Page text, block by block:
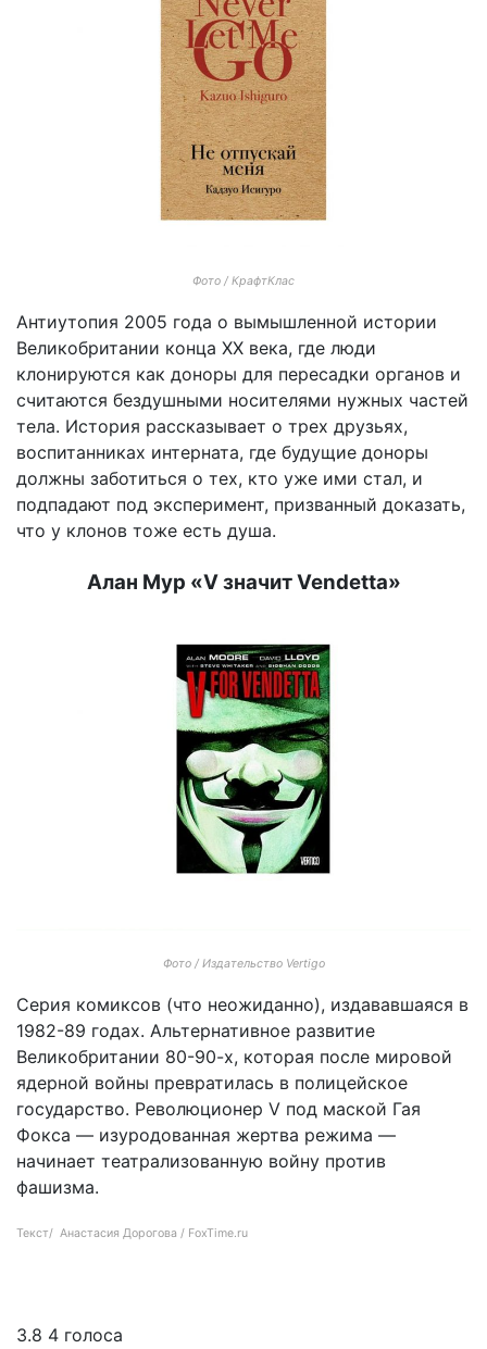
Фото / КрафтКлас
Антиутопия 2005 года о вымышленной истории
Великобритании конца ХХ века, где люди
клонируются как доноры для пересадки органов и
считаются бездушными носителями нужных частей
тела. История рассказывает о трех друзьях,
воспитанниках интерната, где будущие доноры
должны заботиться о тех, кто уже ими стал, и
подпадают под эксперимент, призванный доказать,
что у клонов тоже есть душа.
Алан Мур «V значит Vendetta»
Фото / Издательство Vertigo
Серия комиксов (что неожиданно), издававшаяся в
1982-89 годах. Альтернативное развитие
Великобритании 80-90-х, которая после мировой
ядерной войны превратилась в полицейское
государство. Революционер V под маской Гая
Фокса — изуродованная жертва режима —
начинает театрализованную войну против
фашизма.
Текст/ Анастасия Дорогова / FoxTime.ru
3.8 4 голоса